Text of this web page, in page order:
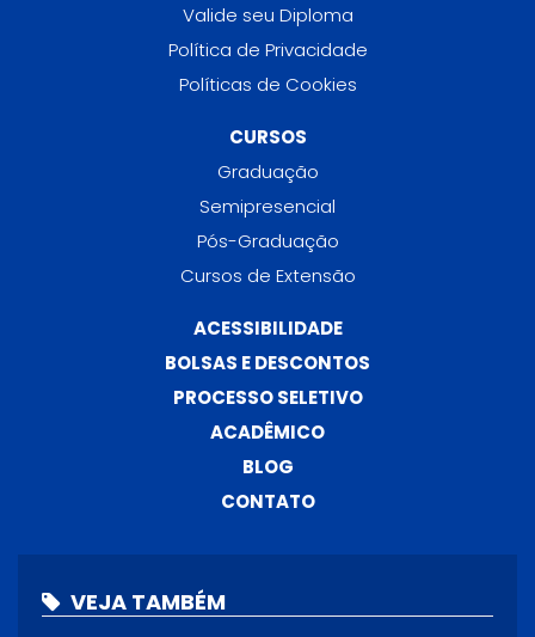
Valide seu Diploma
Política de Privacidade
Políticas de Cookies
CURSOS
Graduação
Semipresencial
Pós-Graduação
Cursos de Extensão
ACESSIBILIDADE
BOLSAS E DESCONTOS
PROCESSO SELETIVO
ACADÊMICO
BLOG
CONTATO
VEJA TAMBÉM